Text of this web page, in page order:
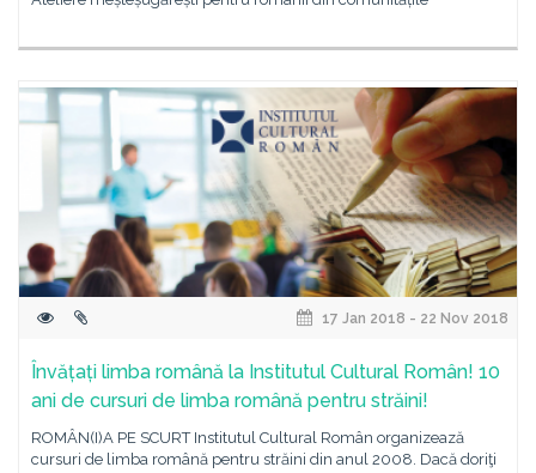
17 Jan 2018 - 22 Nov 2018
Învățați limba română la Institutul Cultural Român! 10
ani de cursuri de limba română pentru străini!
ROMÂN(I)A PE SCURT Institutul Cultural Român organizează
cursuri de limba română pentru străini din anul 2008. Dacă doriţi